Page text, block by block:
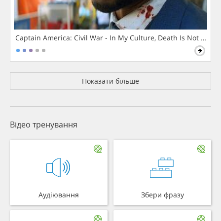
Captain America: Civil War - In My Culture, Death Is Not The
Показати більше
Відео тренування
Аудіювання Збери фразу